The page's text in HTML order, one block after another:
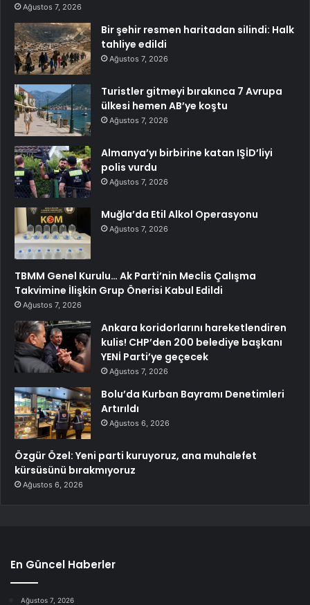
Ağustos 7, 2026
Bir şehir resmen haritadan silindi: Halk
tahliye edildi
Ağustos 7, 2026
Turistler gitmeyi bırakınca 7 Avrupa
ülkesi hemen AB’ye koştu
Ağustos 7, 2026
Almanya’yı birbirine katan IŞİD’liyi
polis vurdu
Ağustos 7, 2026
Muğla’da Etil Alkol Operasyonu
Ağustos 7, 2026
TBMM Genel Kurulu… Ak Parti’nin Meclis Çalışma
Takvimine İlişkin Grup Önerisi Kabul Edildi
Ağustos 7, 2026
Ankara koridorlarını hareketlendiren
kulis! CHP’den 200 belediye başkanı
YENİ Parti’ye geçecek
Ağustos 7, 2026
Bolu’da Kurban Bayramı Denetimleri
Artırıldı
Ağustos 6, 2026
Özgür Özel: Yeni parti kuruyoruz, ana muhalefet
kürsüsünü bırakmıyoruz
Ağustos 6, 2026
En Güncel Haberler
Ağustos 7, 2026